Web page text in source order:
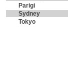
Parigi
Sydney
Tokyo